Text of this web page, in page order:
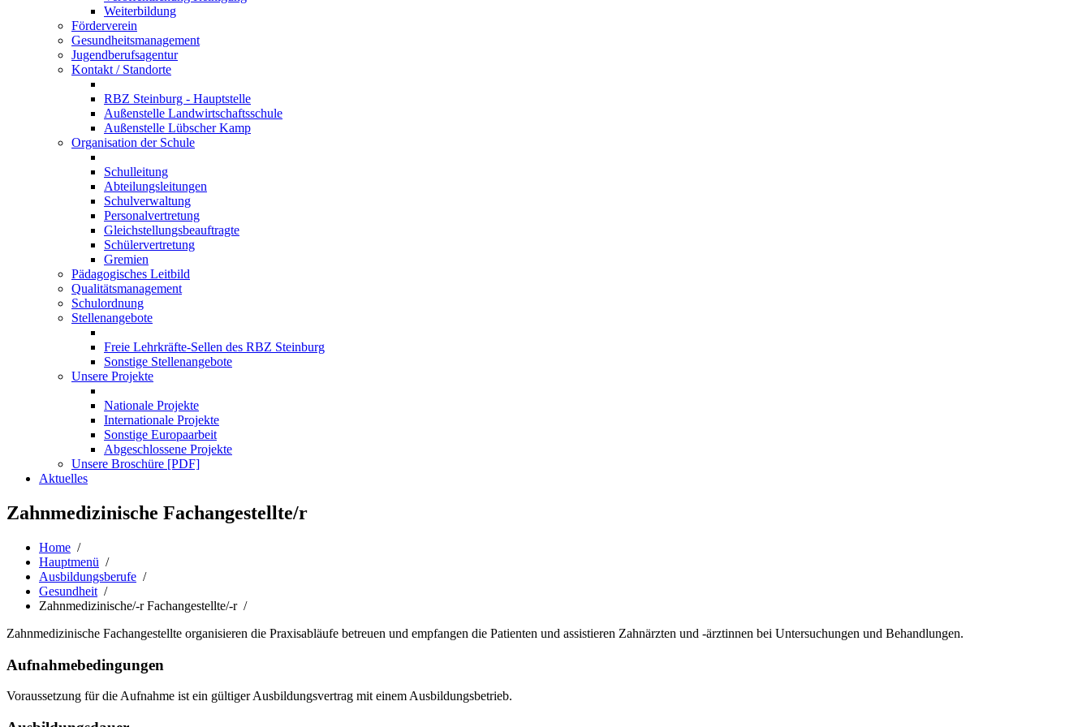
Weiterbildung
Förderverein
Gesundheitsmanagement
Jugendberufsagentur
Kontakt / Standorte
RBZ Steinburg - Hauptstelle
Außenstelle Landwirtschaftsschule
Außenstelle Lübscher Kamp
Organisation der Schule
Schulleitung
Abteilungsleitungen
Schulverwaltung
Personalvertretung
Gleichstellungsbeauftragte
Schülervertretung
Gremien
Pädagogisches Leitbild
Qualitätsmanagement
Schulordnung
Stellenangebote
Freie Lehrkräfte-Sellen des RBZ Steinburg
Sonstige Stellenangebote
Unsere Projekte
Nationale Projekte
Internationale Projekte
Sonstige Europaarbeit
Abgeschlossene Projekte
Unsere Broschüre [PDF]
Aktuelles
Zahnmedizinische Fachangestellte/r
Home /
Hauptmenü /
Ausbildungsberufe /
Gesundheit /
Zahnmedizinische/-r Fachangestellte/-r /
Zahnmedizinische Fachangestellte organisieren die Praxisabläufe betreuen und empfangen die Patienten und assistieren Zahnärzten und -ärztinnen bei Untersuchungen und Behandlungen.
Aufnahmebedingungen
Voraussetzung für die Aufnahme ist ein gültiger Ausbildungsvertrag mit einem Ausbildungsbetrieb.